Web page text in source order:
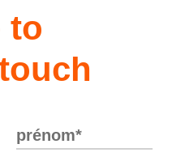
to